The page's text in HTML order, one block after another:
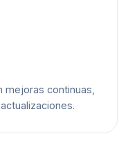
continuas,